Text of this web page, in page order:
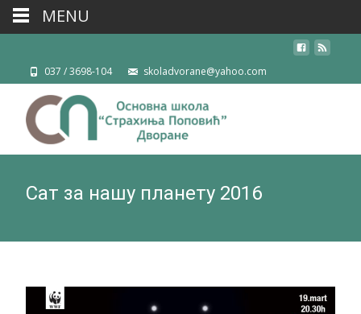
037 / 3698-104 skoladvorane@yahoo.com
Сат за нашу планету 2016
MENU